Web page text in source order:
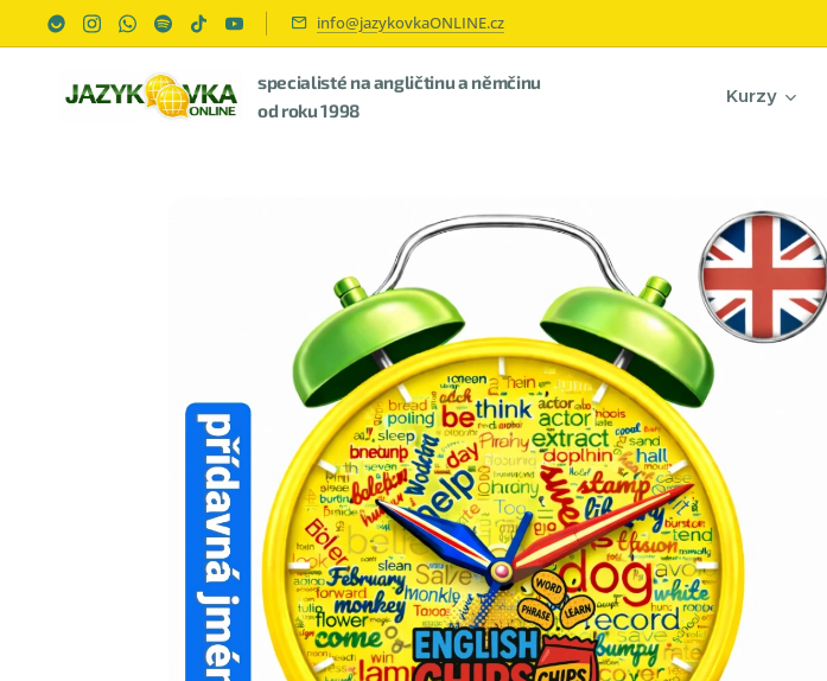
info@jazykovkaONLINE.cz
specialisté na angličtinu a němčinu
od roku 1998
Kurzy